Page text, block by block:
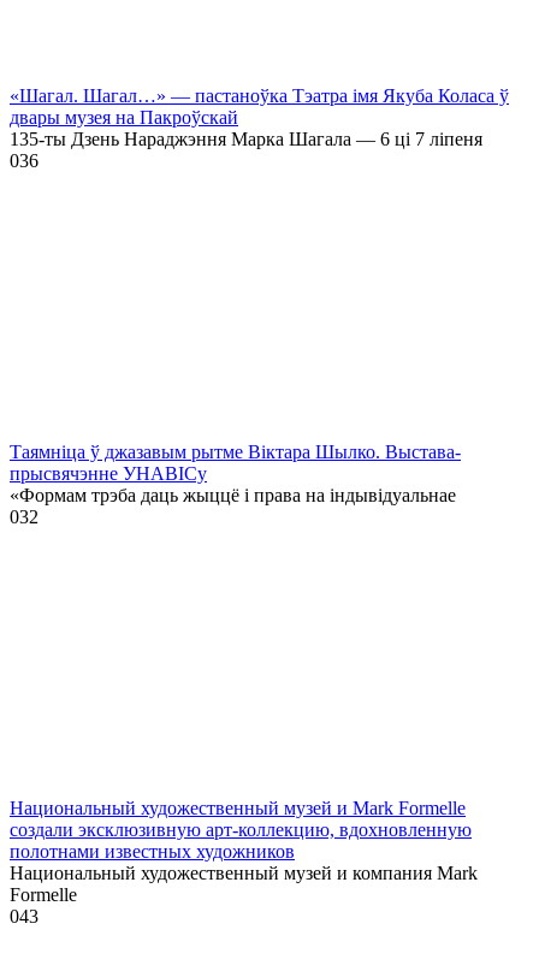
«Шагал. Шагал…» — пастаноўка Тэатра імя Якуба Коласа ў
двары музея на Пакроўскай
135-ты Дзень Нараджэння Марка Шагала — 6 ці 7 ліпеня
036
Таямніца ў джазавым рытме Віктара Шылко. Выстава-
прысвячэнне УНАВІСу
«Формам трэба даць жыццё і права на індывідуальнае
032
Национальный художественный музей и Mark Formelle
создали эксклюзивную арт-коллекцию, вдохновленную
полотнами известных художников
Национальный художественный музей и компания Mark
Formelle
043